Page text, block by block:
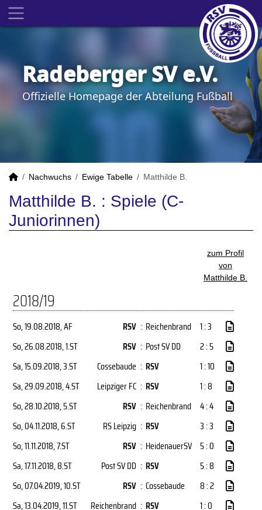
Radeberger SV e.V.
Offizielle Homepage der Abteilung Fußball
Nachwuchs Ewige Tabelle Matthilde B.
Matthilde B. : Spiele (C-
Juniorinnen)
zum Profil
von
Matthilde B.
2018/19
So, 19.08.2018, AF RSV : Reichenbrand 1 : 3
So, 26.08.2018, 1.ST RSV : Post SV DD
2 : 5
Sa, 15.09.2018, 3.ST Cossebaude : RSV
1 : 10
Sa, 29.09.2018, 4.ST Leipziger FC : RSV
1 : 8
So, 28.10.2018, 5.ST RSV : Reichenbrand 4 : 4
So, 04.11.2018, 6.ST RS Leipzig : RSV
3 : 3
So, 11.11.2018, 7.ST RSV : HeidenauerSV 5 : 0
Sa, 17.11.2018, 8.ST Post SV DD : RSV
5 : 8
So, 07.04.2019, 10.ST RSV : Cossebaude
8 : 2
Sa, 13.04.2019, 11.ST Reichenbrand : RSV
1 : 0